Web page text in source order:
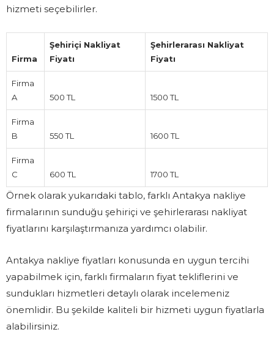
hizmeti seçebilirler.
Firma
Şehiriçi Nakliyat
Fiyatı
Şehirlerarası Nakliyat
Fiyatı
Firma
A
500 TL 1500 TL
Firma
B
550 TL 1600 TL
Firma
C
600 TL 1700 TL
Örnek olarak yukarıdaki tablo, farklı Antakya nakliye
firmalarının sunduğu şehiriçi ve şehirlerarası nakliyat
fiyatlarını karşılaştırmanıza yardımcı olabilir.
Antakya nakliye fiyatları konusunda en uygun tercihi
yapabilmek için, farklı firmaların fiyat tekliflerini ve
sundukları hizmetleri detaylı olarak incelemeniz
önemlidir. Bu şekilde kaliteli bir hizmeti uygun fiyatlarla
alabilirsiniz.